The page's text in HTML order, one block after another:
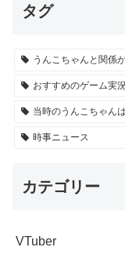
タグ
うんこちゃんと関係
おすすめのゲーム実
当時のうんこちゃん
時事ニュース
カテゴリー
VTuber